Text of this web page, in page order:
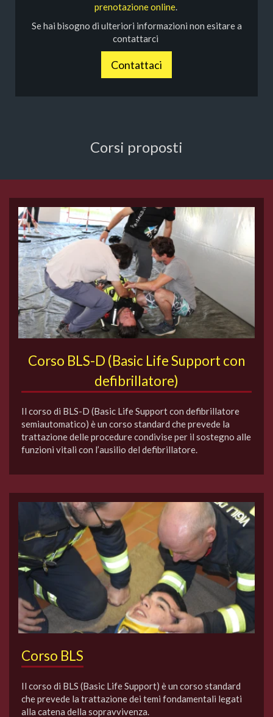
prenotazione online.
Se hai bisogno di ulteriori informazioni non esitare a
contattarci
Contattaci
Corsi proposti
Corso BLS-D (Basic Life Support con
defibrillatore)
Il corso di BLS-D (Basic Life Support con defibrillatore
semiautomatico) è un corso standard che prevede la
trattazione delle procedure condivise per il sostegno alle
funzioni vitali con l’ausilio del defibrillatore.
Corso BLS
Il corso di BLS (Basic Life Support) è un corso standard
che prevede la trattazione dei temi fondamentali legati
alla catena della sopravvivenza.